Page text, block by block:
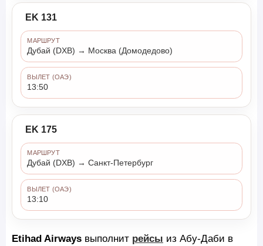
EK 131
МАРШРУТ
Дубай (DXB) → Москва (Домодедово)
ВЫЛЕТ (ОАЭ)
13:50
EK 175
МАРШРУТ
Дубай (DXB) → Санкт-Петербург
ВЫЛЕТ (ОАЭ)
13:10
Etihad Airways выполнит рейсы из Абу-Даби в